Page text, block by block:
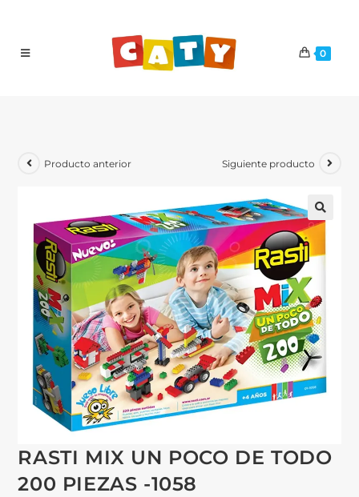
0
Producto anterior Siguiente producto
RASTI MIX UN POCO DE TODO
200 PIEZAS -1058